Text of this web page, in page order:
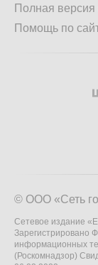
Полная версия
Помощь по
© ООО «Сеть
Сетевое издание
Зарегистрировано
информационных
(Роскомнадзор)